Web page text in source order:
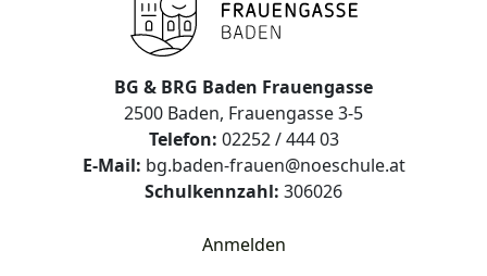
BG & BRG Baden Frauengasse
2500 Baden, Frauengasse 3-5
Telefon: 02252 / 444 03
E-Mail: bg.baden-frauen@noeschule.at
Schulkennzahl: 306026
Anmelden